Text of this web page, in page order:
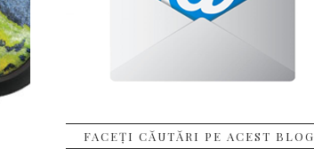
FACEȚI CĂUTĂRI PE ACEST BLOG